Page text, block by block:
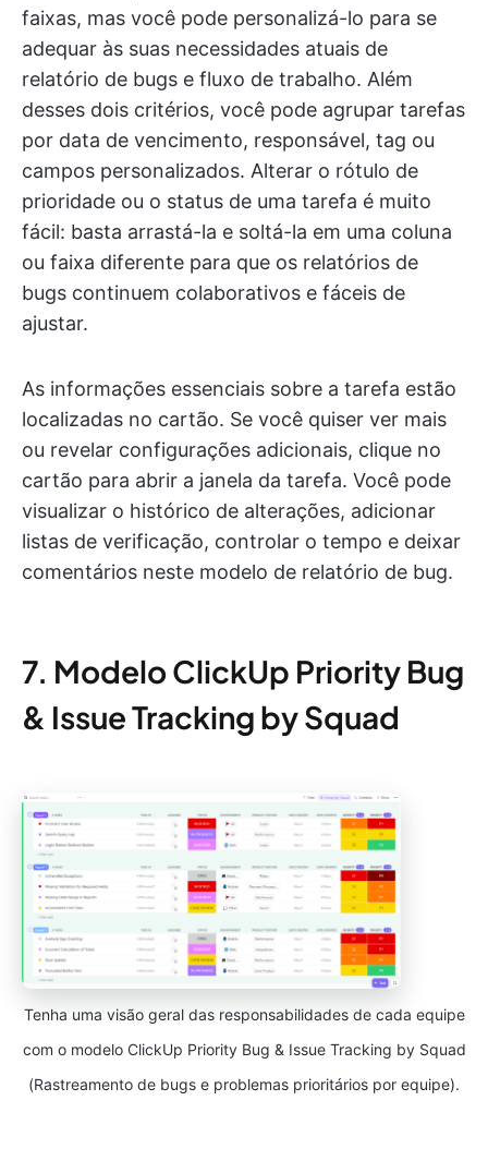
faixas, mas você pode personalizá-lo para se
adequar às suas necessidades atuais de
relatório de bugs e fluxo de trabalho. Além
desses dois critérios, você pode agrupar tarefas
por data de vencimento, responsável, tag ou
campos personalizados. Alterar o rótulo de
prioridade ou o status de uma tarefa é muito
fácil: basta arrastá-la e soltá-la em uma coluna
ou faixa diferente para que os relatórios de
bugs continuem colaborativos e fáceis de
ajustar.
As informações essenciais sobre a tarefa estão
localizadas no cartão. Se você quiser ver mais
ou revelar configurações adicionais, clique no
cartão para abrir a janela da tarefa. Você pode
visualizar o histórico de alterações, adicionar
listas de verificação, controlar o tempo e deixar
comentários neste modelo de relatório de bug.
7. Modelo ClickUp Priority Bug
& Issue Tracking by Squad
Tenha uma visão geral das responsabilidades de cada equipe
com o modelo ClickUp Priority Bug & Issue Tracking by Squad
(Rastreamento de bugs e problemas prioritários por equipe).